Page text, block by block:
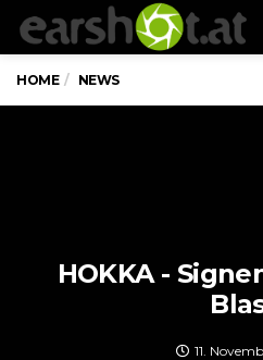
HOME NEWS
HOKKA -
11.